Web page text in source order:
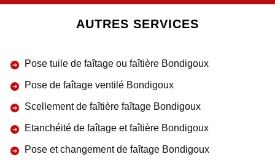
AUTRES SERVICES
Pose tuile de faîtage ou faîtière Bondigoux
Pose de faîtage ventilé Bondigoux
Scellement de faîtière faîtage Bondigoux
Etanchéité de faîtage et faîtière Bondigoux
Pose et changement de faîtage Bondigoux